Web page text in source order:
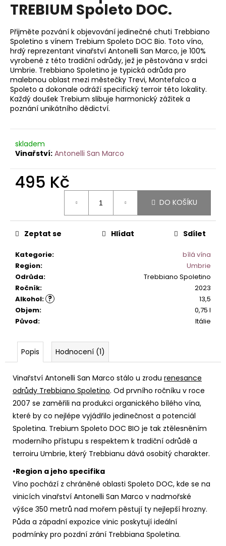
5
hvězdiček.
TREBIUM Spoleto DOC.
Přijměte pozvání k objevování jedinečné chuti Trebbiano
Spoletino s vínem Trebium Spoleto DOC Bio. Toto víno,
hrdý reprezentant vinařství Antonelli San Marco, je 100%
vyrobené z této tradiční odrůdy, jež je pěstována v srdci
Umbrie. Trebbiano Spoletino je typická odrůda pro
malebnou oblast mezi městečky Trevi, Montefalco a
Spoleto a dokonale odráží specifický terroir této lokality.
Každý doušek Trebium slibuje harmonický zážitek a
poznání unikátního dědictví.
skladem
Antonelli San Marco
495 Kč
DO KOŠÍKU
Kategorie:
bílá vína
Region:
Umbrie
Odrůda:
Trebbiano Spoletino
Ročník: 2023
?
Alkohol:
13,5
Objem:
0,75 l
Původ: Itálie
Zeptat se Hlídat Sdílet
Popis Hodnocení (1)
Vinařství Antonelli San Marco stálo u zrodu renesance
odrůdy Trebbiano Spoletino. Od prvního ročníku v roce
2007 se zaměřili na produkci organického bílého vína,
které by co nejlépe vyjádřilo jedinečnost a potenciál
Spoletina. Trebium Spoleto DOC BIO je tak ztělesněním
moderního přístupu s respektem k tradiční odrůdě a
terroiru Umbrie, který Trebbianu dává osobitý charakter.
•Region a jeho specifika
Víno pochází z chráněné oblasti Spoleto DOC, kde se na
vinicích vinařství Antonelli San Marco v nadmořské
výšce 350 metrů nad mořem pěstují ty nejlepší hrozny.
Půda a západní expozice vinic poskytují ideální
podmínky pro pozdní zrání Trebbiana Spoletina.
a
j
í
t
?
o
p
č
u
e
m
e
PINOT
GRIGIO
IGT
242